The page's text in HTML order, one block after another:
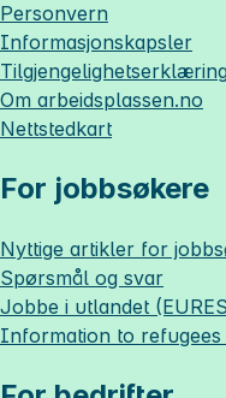
Personvern
Informasjonskapsler
Tilgjengelighetserklæring
Om arbeidsplassen.no
Nettstedkart
For jobbsøkere
Nyttige artikler for
Spørsmål og svar
Jobbe i utlandet
Information to